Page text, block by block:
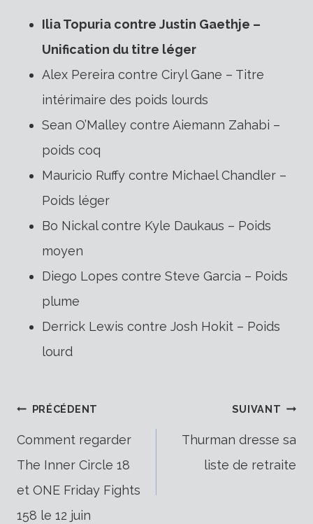
Ilia Topuria contre Justin Gaethje –
Unification du titre léger
Alex Pereira contre Ciryl Gane – Titre
intérimaire des poids lourds
Sean O’Malley contre Aiemann Zahabi –
poids coq
Mauricio Ruffy contre Michael Chandler –
Poids léger
Bo Nickal contre Kyle Daukaus – Poids
moyen
Diego Lopes contre Steve Garcia – Poids
plume
Derrick Lewis contre Josh Hokit – Poids
lourd
Navigation
de
PRÉCÉDENT
Comment regarder
The Inner Circle 18
et ONE Friday Fights
158 le 12 juin
SUIVANT
Thurman dresse sa
liste de retraite